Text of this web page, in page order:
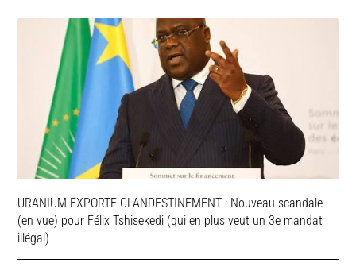
URANIUM EXPORTE CLANDESTINEMENT : Nouveau scandale
(en vue) pour Félix Tshisekedi (qui en plus veut un 3e mandat
illégal)